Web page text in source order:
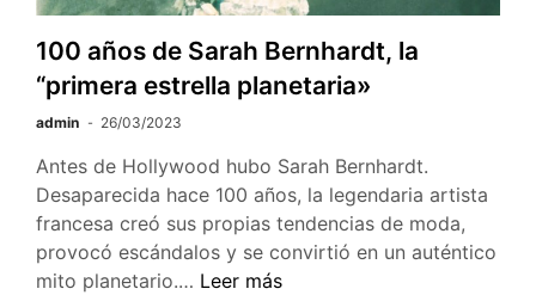
100 años de Sarah Bernhardt, la
“primera estrella planetaria»
admin 26/03/2023
Antes de Hollywood hubo Sarah Bernhardt.
Desaparecida hace 100 años, la legendaria artista
francesa creó sus propias tendencias de moda,
provocó escándalos y se convirtió en un auténtico
mito planetario.… 100
Leer más